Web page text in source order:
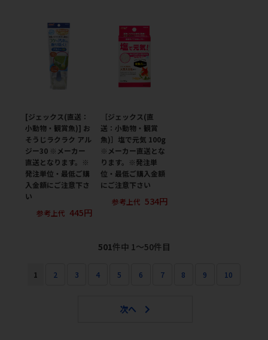
[ジェックス(直送：
小動物・観賞魚)] お
そうじラクラク アル
ジー30 ※メーカー
直送となります。※
発注単位・最低ご購
入金額にご注意下さ
い
参考上代 445円
［ジェックス(直
送：小動物・観賞
魚)］塩で元気 100g
※メーカー直送とな
ります。※発注単
位・最低ご購入金額
にご注意下さい
参考上代 534円
501件中 1〜50件目
1 2 3 4 5 6 7 8 9 10